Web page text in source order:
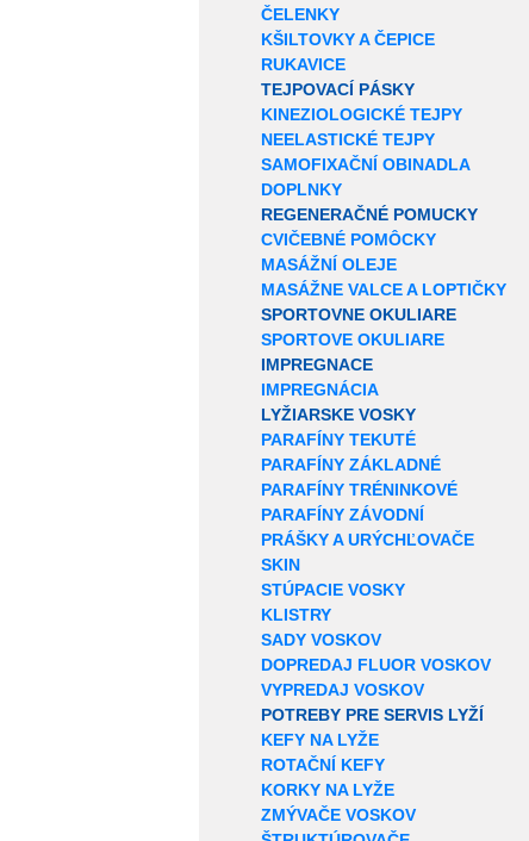
ČELENKY
KŠILTOVKY A ČEPICE
RUKAVICE
TEJPOVACÍ PÁSKY
KINEZIOLOGICKÉ TEJPY
NEELASTICKÉ TEJPY
SAMOFIXAČNÍ OBINADLA
DOPLNKY
REGENERAČNÉ POMUCKY
CVIČEBNÉ POMÔCKY
MASÁŽNÍ OLEJE
MASÁŽNE VALCE A LOPTIČKY
SPORTOVNE OKULIARE
SPORTOVE OKULIARE
IMPREGNACE
IMPREGNÁCIA
LYŽIARSKE VOSKY
PARAFÍNY TEKUTÉ
PARAFÍNY ZÁKLADNÉ
PARAFÍNY TRÉNINKOVÉ
PARAFÍNY ZÁVODNÍ
PRÁŠKY A URÝCHĽOVAČE
SKIN
STÚPACIE VOSKY
KLISTRY
SADY VOSKOV
DOPREDAJ FLUOR VOSKOV
VYPREDAJ VOSKOV
POTREBY PRE SERVIS LYŽÍ
KEFY NA LYŽE
ROTAČNÍ KEFY
KORKY NA LYŽE
ZMÝVAČE VOSKOV